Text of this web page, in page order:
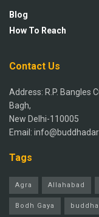
Blog
How To Reach
Contact Us
Address: R.P. Bangles
Bagh,
New Delhi-110005
Email:
Tags
Agra Allahabad
Bodh Gaya buddha